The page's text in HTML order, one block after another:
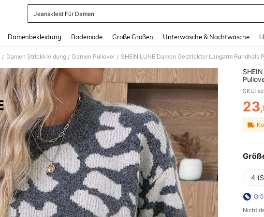
Jeanskleid Für Damen
Damenbekleidung Bademode Große Größen Unterwäsche & Nachtwäsche
/ Damen Strickkleidung / Damen Pullover /
SKU:
23
4
Nicht